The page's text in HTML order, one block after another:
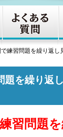
練習問題を繰り返し
を繰り返
習問題